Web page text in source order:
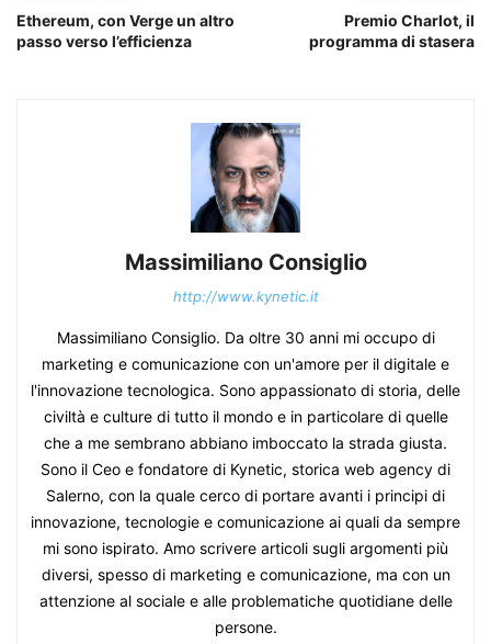
Ethereum, con Verge un altro
passo verso l’efficienza
Premio Charlot, il
programma di stasera
Massimiliano Consiglio
http://www.kynetic.it
Massimiliano Consiglio. Da oltre 30 anni mi occupo di
marketing e comunicazione con un'amore per il digitale e
l'innovazione tecnologica. Sono appassionato di storia, delle
civiltà e culture di tutto il mondo e in particolare di quelle
che a me sembrano abbiano imboccato la strada giusta.
Sono il Ceo e fondatore di Kynetic, storica web agency di
Salerno, con la quale cerco di portare avanti i principi di
innovazione, tecnologie e comunicazione ai quali da sempre
mi sono ispirato. Amo scrivere articoli sugli argomenti più
diversi, spesso di marketing e comunicazione, ma con un
attenzione al sociale e alle problematiche quotidiane delle
persone.